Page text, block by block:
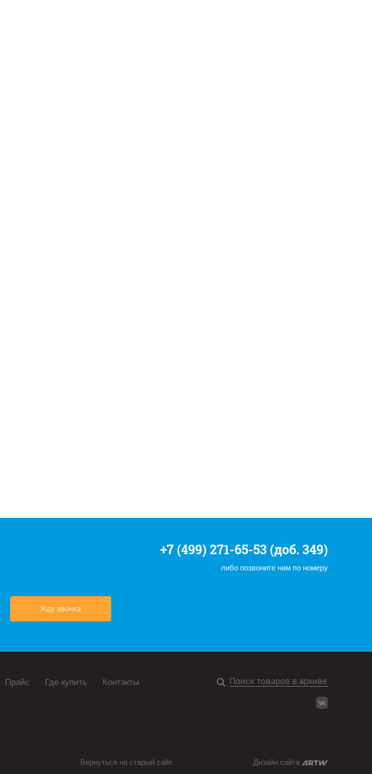
+7 (499) 271-65-53 (доб. 349)
либо позвоните нам по номеру
Жду звонка
Прайс Где купить Контакты
Вернуться на старый сайт Дизайн сайта